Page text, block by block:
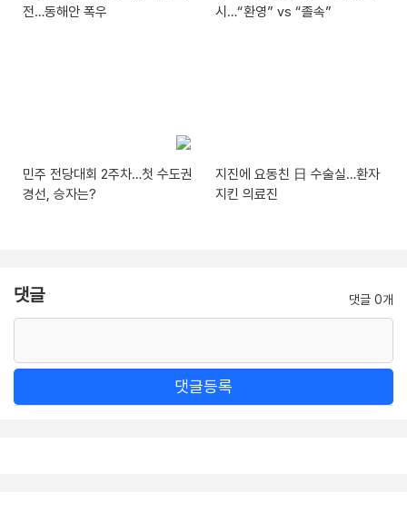
전…동해안 폭우
시…“환영” vs “졸속”
민주 전당대회 2주차…첫 수도권
경선, 승자는?
지진에 요동친 日 수술실…환자
지킨 의료진
댓글 댓글 0개
댓글등록